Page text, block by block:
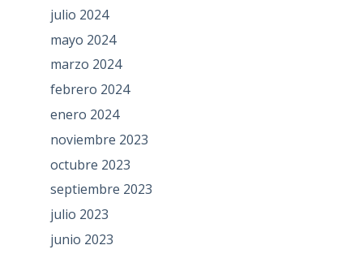
julio 2024
mayo 2024
marzo 2024
febrero 2024
enero 2024
noviembre 2023
octubre 2023
septiembre 2023
julio 2023
junio 2023